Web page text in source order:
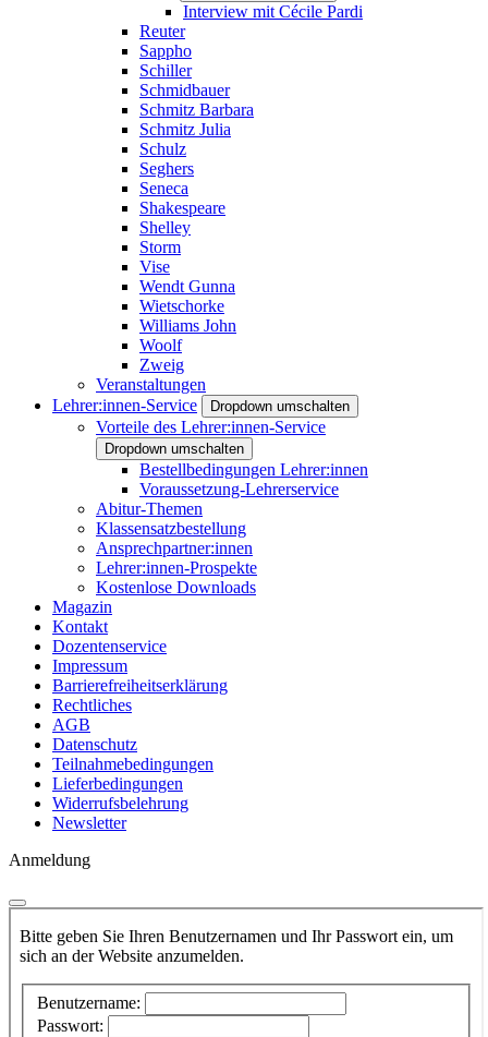
Interview mit Cécile Pardi
Reuter
Sappho
Schiller
Schmidbauer
Schmitz Barbara
Schmitz Julia
Schulz
Seghers
Seneca
Shakespeare
Shelley
Storm
Vise
Wendt Gunna
Wietschorke
Williams John
Woolf
Zweig
Veranstaltungen
Lehrer:innen-Service
Dropdown umschalten
Vorteile des Lehrer:innen-Service
Dropdown umschalten
Bestellbedingungen Lehrer:innen
Voraussetzung-Lehrerservice
Abitur-Themen
Klassensatzbestellung
Ansprechpartner:innen
Lehrer:innen-Prospekte
Kostenlose Downloads
Magazin
Kontakt
Dozentenservice
Impressum
Barrierefreiheitserklärung
Rechtliches
AGB
Datenschutz
Teilnahmebedingungen
Lieferbedingungen
Widerrufsbelehrung
Newsletter
Anmeldung